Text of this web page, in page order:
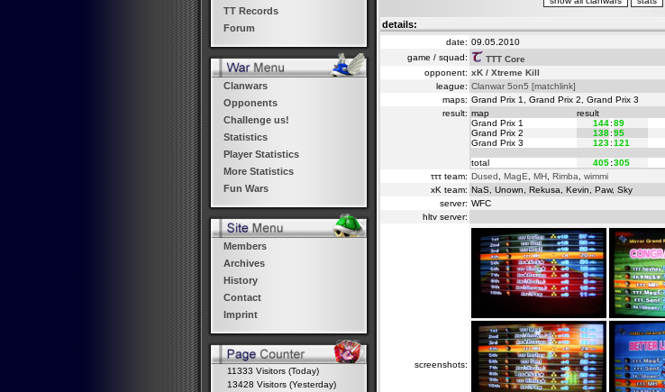
TT Records
Forum
Clanwars
Opponents
Challenge us!
Statistics
Player Statistics
More Statistics
Fun Wars
Members
Archives
History
Contact
Imprint
11333 Visitors (Today)
13428 Visitors (Yesterday)
details:
date: 09.05.2010
game / squad:
TTT Core
opponent: xK / Xtreme Kill
league: Clanwar 5on5 [matchlink]
maps: Grand Prix 1, Grand Prix 2, Grand Prix 3
result: map
result
Grand Prix 1
144:89
Grand Prix 2
138:95
Grand Prix 3
123:121
total
405:305
τττ team: Dused MagE MH Rimba
wimmi
xK team: NaS, Unown, Rekusa, Kevin, Paw, Sky
server: WFC
hltv server:
screenshots: